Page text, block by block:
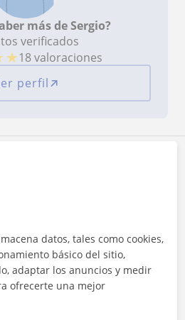
más de Sergio?
verificados
★18 valoraciones
perfil
datos, tales como cookies,
básico del sitio,
adaptar los anuncios y medir
ofrecerte una mejor